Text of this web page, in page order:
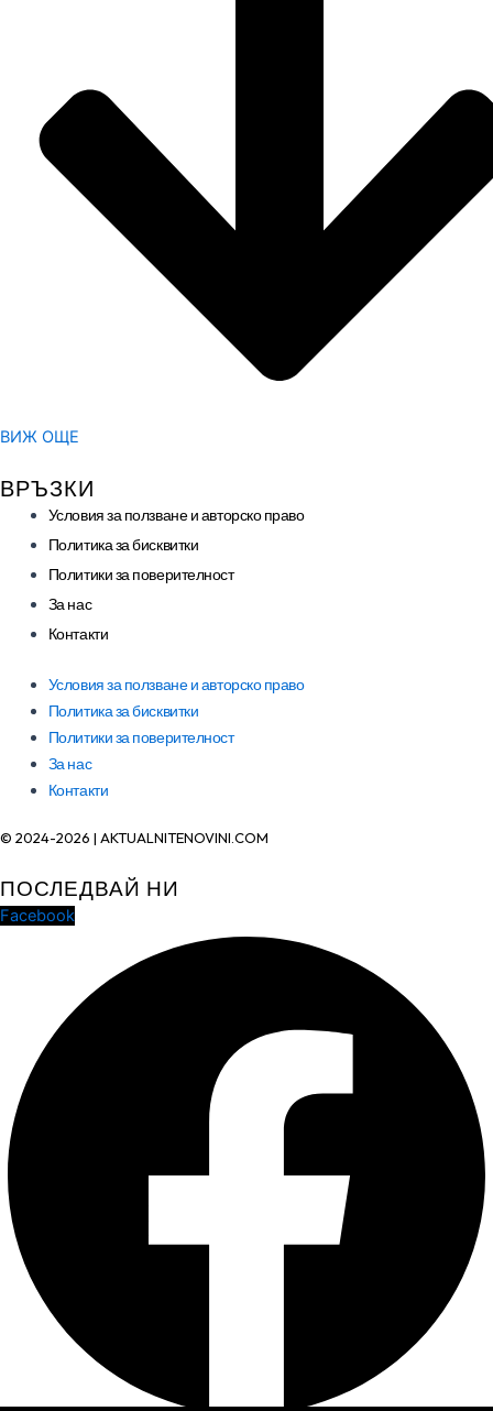
ВИЖ ОЩЕ
ВРЪЗКИ
Условия за ползване и авторско право
Политика за бисквитки
Политики за поверителност
За нас
Контакти
Условия за ползване и авторско право
Политика за бисквитки
Политики за поверителност
За нас
Контакти
© 2024-2026 | AKTUALNITENOVINI.COM
ПОСЛЕДВАЙ НИ
Facebook